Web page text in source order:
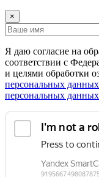
×
Я даю согласие на
соответствии с
и целями обработки
персональных данных
персональных данных